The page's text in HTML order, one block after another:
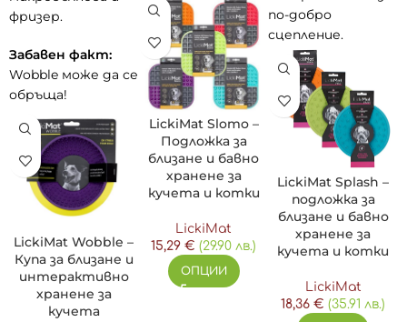
фризер.
Забавен факт:
Wobble може да се
обръща!
LickiMat Wobble –
Купа за близане и
интерактивно
хранене за
кучета
LickiMat Slomo –
Подложка за
близане и бавно
хранене за
кучета и котки
LickiMat
15,29 € (29.90 лв.)
ОПЦИИ
по-добро
сцепление.
LickiMat Splash –
подложка за
близане и бавно
хранене за
кучета и котки
LickiMat
18,36€ (35.91 лв.)